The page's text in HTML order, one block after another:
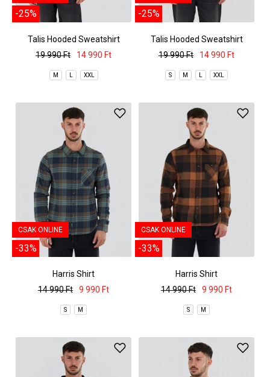
-25%
Talis Hooded Sweatshirt
19 990 Ft
14 990 Ft
M L XXL
-25%
Talis Hooded Sweatshirt
19 990 Ft
14 990 Ft
S M L XXL
CSAK ONLINE
-33%
Harris Shirt
14 990 Ft
9 990 Ft
S M
CSAK ONLINE
-33%
Harris Shirt
14 990 Ft
9 990 Ft
S M